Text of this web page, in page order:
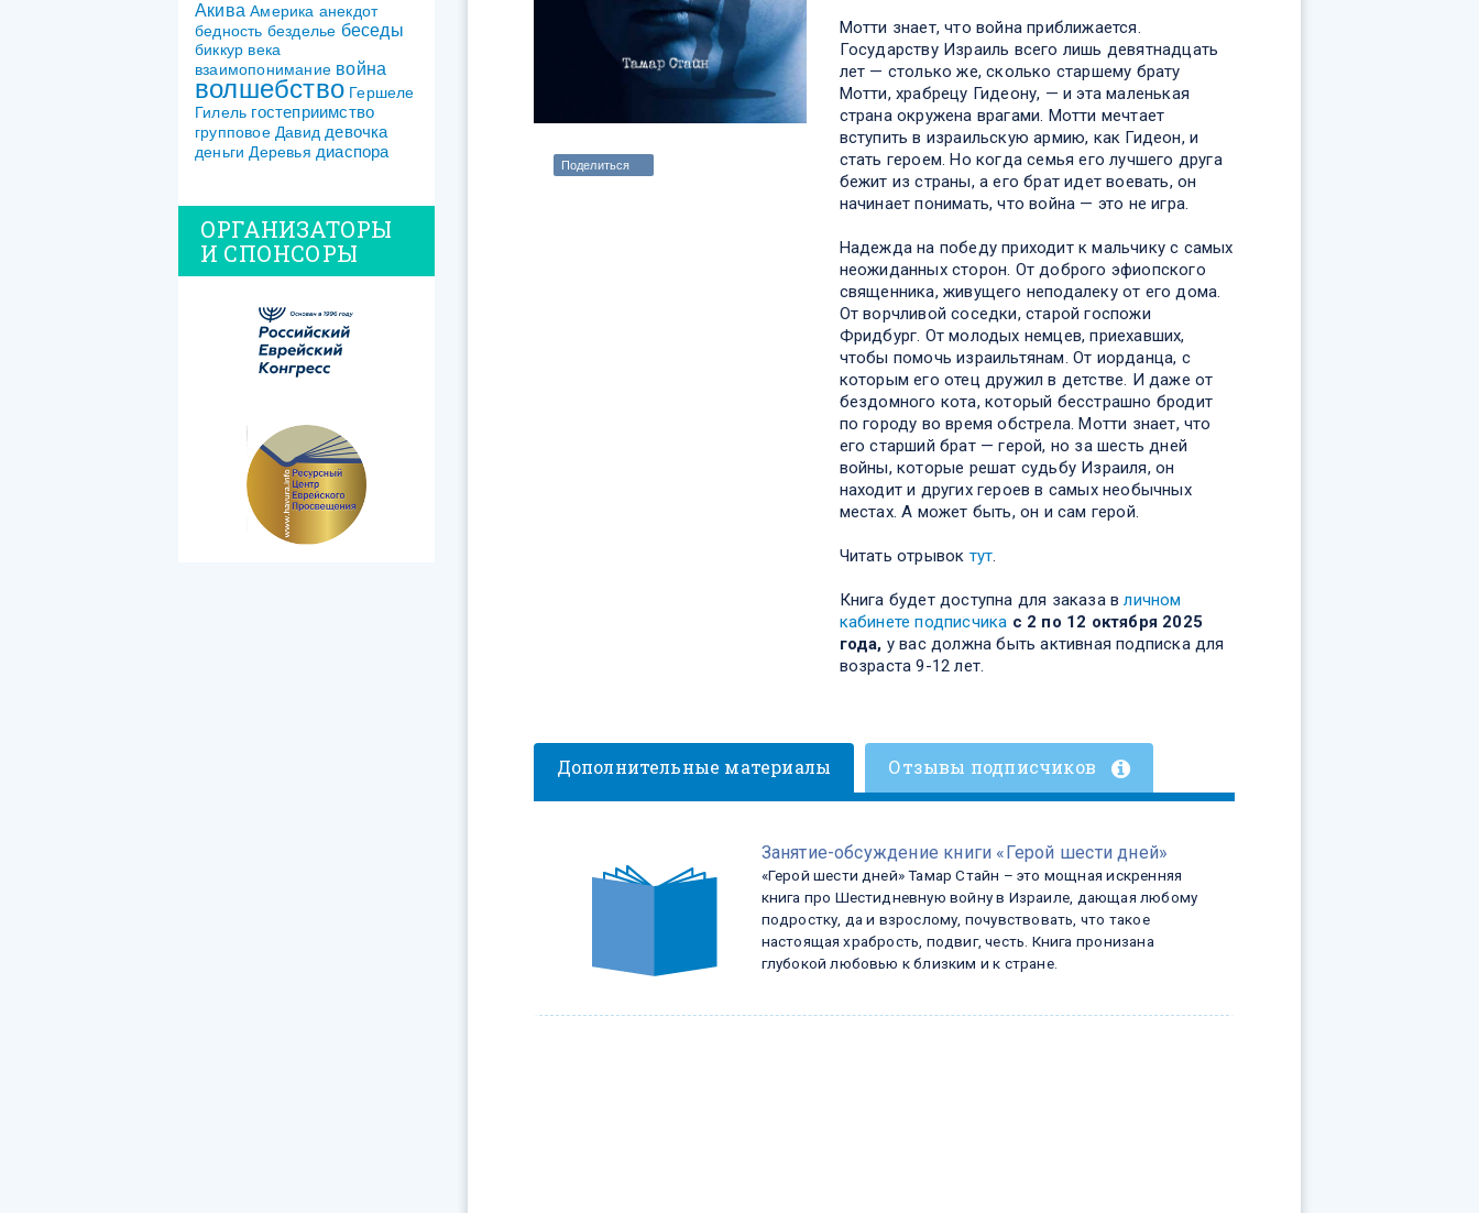
Поделиться
Мотти знает, что война приближается.
Государству Израиль всего лишь девятнадцать
лет — столько же, сколько старшему брату
Мотти, храбрецу Гидеону, — и эта маленькая
страна окружена врагами. Мотти мечтает
вступить в израильскую армию, как Гидеон, и
стать героем. Но когда семья его лучшего друга
бежит из страны, а его брат идет воевать, он
начинает понимать, что война — это не игра.
Надежда на победу приходит к мальчику с самых
неожиданных сторон. От доброго эфиопского
священника, живущего неподалеку от его дома.
От ворчливой соседки, старой госпожи
Фридбург. От молодых немцев, приехавших,
чтобы помочь израильтянам. От иорданца, с
которым его отец дружил в детстве. И даже от
бездомного кота, который бесстрашно бродит
по городу во время обстрела. Мотти знает, что
его старший брат — герой, но за шесть дней
войны, которые решат судьбу Израиля, он
находит и других героев в самых необычных
местах. А может быть, он и сам герой.
Читать отрывок тут.
Книга будет доступна для заказа вличном
кабинете подписчика с 2 по 12 октября 2025
года, у вас должна быть активная подписка для
возраста 9-12 лет.
Дополнительные материалы Отзывы подписчиков
Занятие-обсуждение книги «Герой шести дней»
«Герой шести дней» Тамар Стайн – это мощная искренняя
книга про Шестидневную войну в Израиле, дающая любому
подростку, да и взрослому, почувствовать, что такое
настоящая храбрость, подвиг, честь. Книга пронизана
глубокой любовью к близким и к стране.
Акива Америка анекдот
бедность безделье беседы
биккур века
взаимопонимание война
волшебство Гершеле
Гилель гостеприимство
групповое Давид девочка
деньги Деревья диаспора
ОРГАНИЗАТОРЫ
И СПОНСОРЫ